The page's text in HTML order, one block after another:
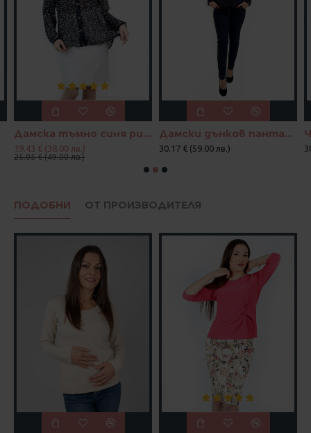
Дамска тъмно синя риза на бели точки
19.43 € (38.00 лв.)
25.05 € (49.00 лв.)
Дамски дънков панталон Деним с точки
30.17 € (59.00 лв.)
ПОДОБНИ ОТ ПРОИЗВОДИТЕЛЯ